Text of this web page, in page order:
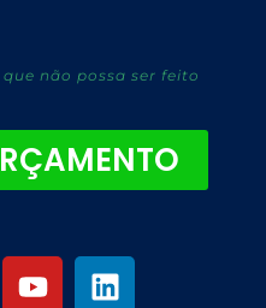
não possa ser feito